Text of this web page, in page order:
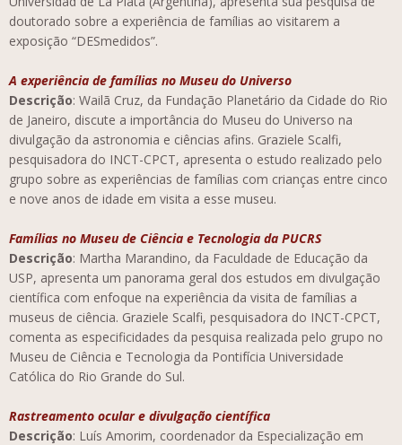
doutorado sobre a experiência de famílias ao visitarem a
exposição “DESmedidos”.
A experiência de famílias no Museu do Universo
Descrição: Wailã Cruz, da Fundação Planetário da Cidade do Rio
de Janeiro, discute a importância do Museu do Universo na
divulgação da astronomia e ciências afins. Graziele Scalfi,
pesquisadora do INCT-CPCT, apresenta o estudo realizado pelo
grupo sobre as experiências de famílias com crianças entre cinco
e nove anos de idade em visita a esse museu.
Famílias no Museu de Ciência e Tecnologia da PUCRS
Descrição: Martha Marandino, da Faculdade de Educação da
USP, apresenta um panorama geral dos estudos em divulgação
científica com enfoque na experiência da visita de famílias a
museus de ciência. Graziele Scalfi, pesquisadora do INCT-CPCT,
comenta as especificidades da pesquisa realizada pelo grupo no
Museu de Ciência e Tecnologia da Pontifícia Universidade
Católica do Rio Grande do Sul.
Rastreamento ocular e divulgação científica
Descrição: Luís Amorim, coordenador da Especialização em